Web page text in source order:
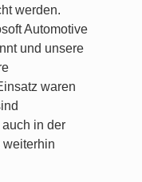
werden.
Automotive
und unsere
waren
in der
weiterhin